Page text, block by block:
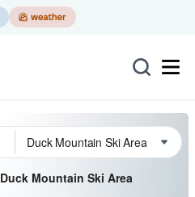
Duck Mountain Ski Area